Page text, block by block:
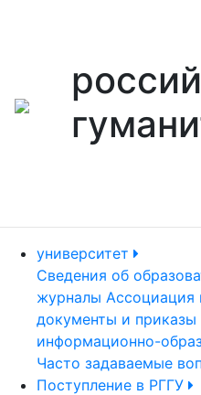
университет
Сведения об
журналы Ассоциация
документы и приказы
информационно-
Часто задаваемые
Поступление в РГГУ